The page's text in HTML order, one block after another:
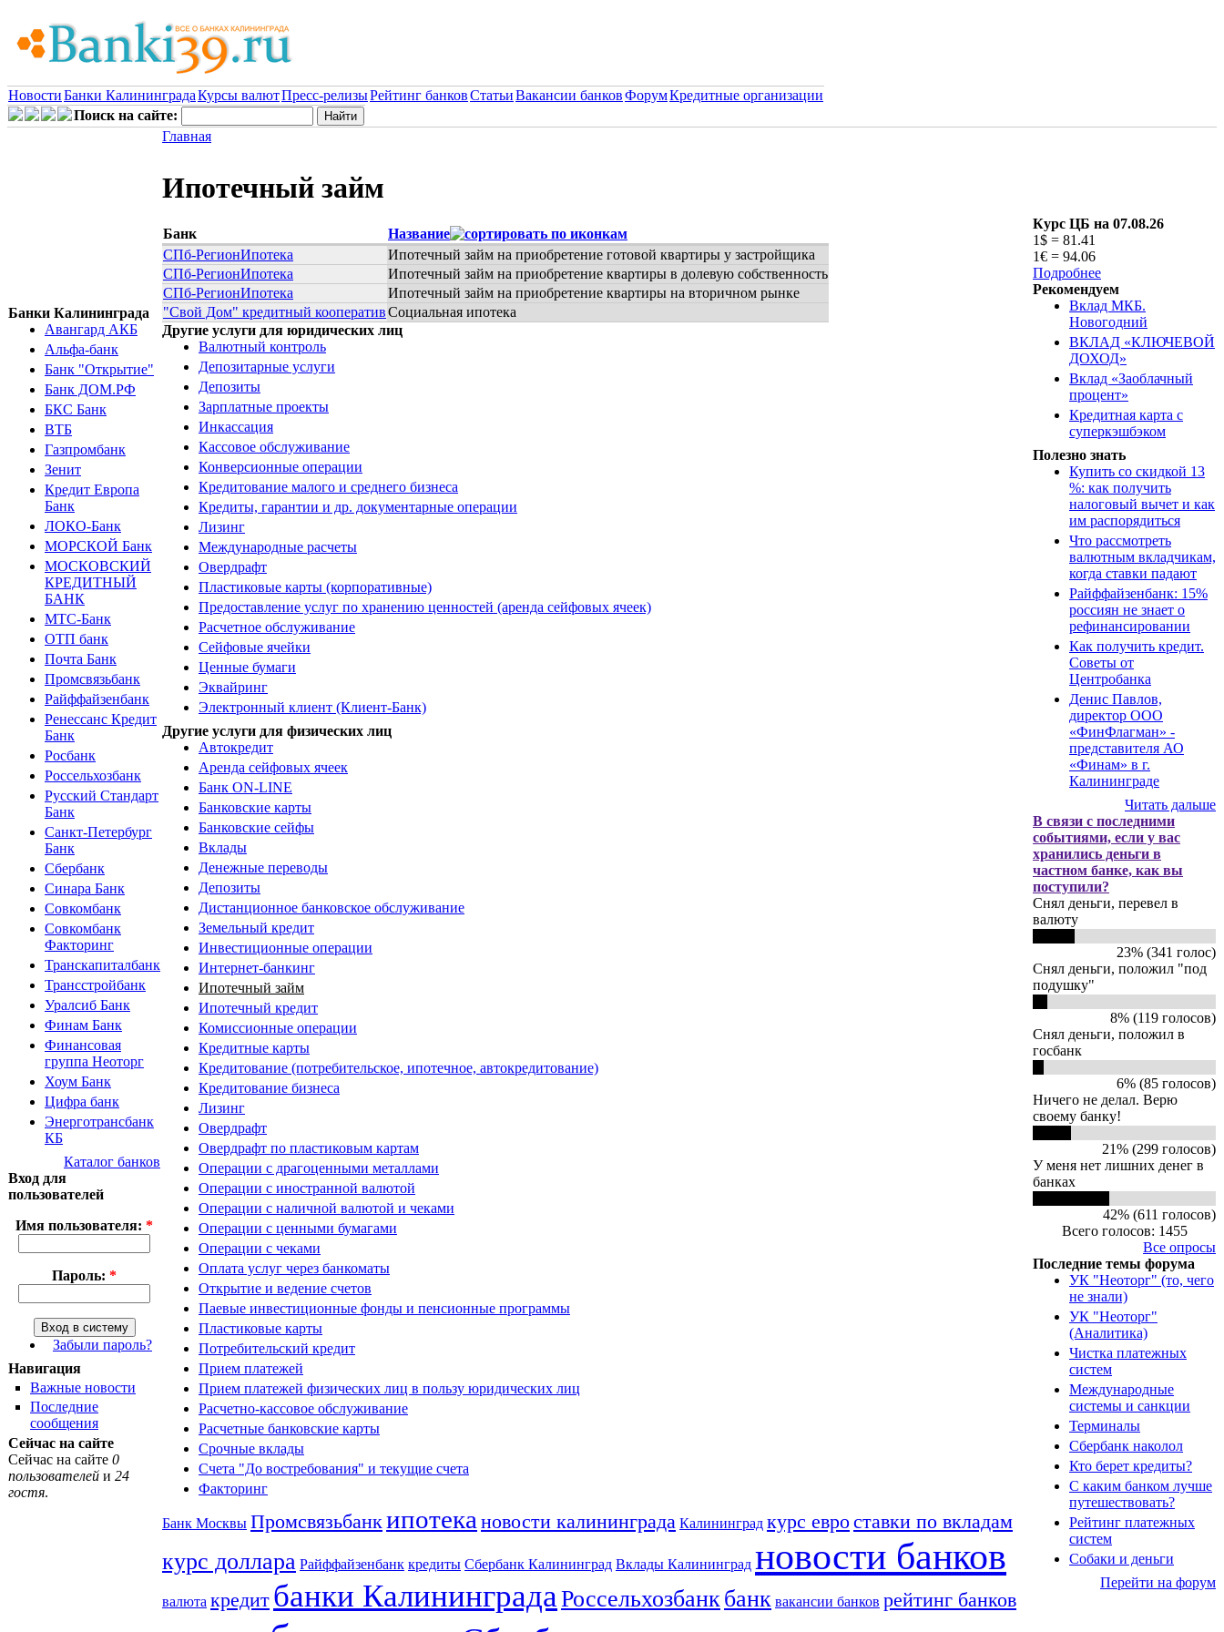
НовостиБанки КалининградаКурсы валютПресс-релизыРейтинг банковСтатьиВакансии банковФорумКредитные организации
Поиск на сайте:
Банки Калининграда
Авангард АКБ
Альфа-банк
Банк "Открытие"
Банк ДОМ.РФ
БКС Банк
ВТБ
Газпромбанк
Зенит
Кредит Европа
Банк
ЛОКО-Банк
МОРСКОЙ Банк
МОСКОВСКИЙ
КРЕДИТНЫЙ
БАНК
МТС-Банк
ОТП банк
Почта Банк
Промсвязьбанк
Райффайзенбанк
Ренессанс Кредит
Банк
Росбанк
Россельхозбанк
Русский Стандарт
Банк
Санкт-Петербург
Банк
Сбербанк
Синара Банк
Совкомбанк
Совкомбанк
Факторинг
Транскапиталбанк
Трансстройбанк
Уралсиб Банк
Финам Банк
Финансовая
группа Неоторг
Хоум Банк
Цифра банк
Энерготрансбанк
КБ
Каталог банков
Вход для
пользователей
Имя пользователя: *
Пароль: *
Забыли пароль?
Навигация
Важные новости
Последние
сообщения
Сейчас на сайте
Сейчас на сайте 0
пользователей и 24
гостя.
Главная
Ипотечный займ
Банк
Название
СПб-РегионИпотека
Ипотечный займ на приобретение готовой квартиры у застройщика
СПб-РегионИпотека
Ипотечный займ на приобретение квартиры в долевую собственность
СПб-РегионИпотека
Ипотечный займ на приобретение квартиры на вторичном рынке
"Свой Дом" кредитный кооперативСоциальная ипотека
Другие услуги для юридических лиц
Валютный контроль
Депозитарные услуги
Депозиты
Зарплатные проекты
Инкассация
Кассовое обслуживание
Конверсионные операции
Кредитование малого и среднего бизнеса
Кредиты, гарантии и др. документарные операции
Лизинг
Международные расчеты
Овердрафт
Пластиковые карты (корпоративные)
Предоставление услуг по хранению ценностей (аренда сейфовых ячеек)
Расчетное обслуживание
Сейфовые ячейки
Ценные бумаги
Эквайринг
Электронный клиент (Клиент-Банк)
Другие услуги для физических лиц
Автокредит
Аренда сейфовых ячеек
Банк ON-LINE
Банковские карты
Банковские сейфы
Вклады
Денежные переводы
Депозиты
Дистанционное банковское обслуживание
Земельный кредит
Инвестиционные операции
Интернет-банкинг
Ипотечный займ
Ипотечный кредит
Комиссионные операции
Кредитные карты
Кредитование (потребительское, ипотечное, автокредитование)
Кредитование бизнеса
Лизинг
Овердрафт
Овердрафт по пластиковым картам
Операции с драгоценными металлами
Операции с иностранной валютой
Операции с наличной валютой и чеками
Операции с ценными бумагами
Операции с чеками
Оплата услуг через банкоматы
Открытие и ведение счетов
Паевые инвестиционные фонды и пенсионные программы
Пластиковые карты
Потребительский кредит
Прием платежей
Прием платежей физических лиц в пользу юридических лиц
Расчетно-кассовое обслуживание
Расчетные банковские карты
Срочные вклады
Счета "До востребования" и текущие счета
Факторинг
Банк Москвы Промсвязьбанк ипотека новости калининграда Калининград курс евроставки по вкладам
курс доллара Райффайзенбанк кредиты Сбербанк Калининград Вклады Калининград новости банков
валюта кредит банки КалининградаРоссельхозбанкбанк вакансии банков рейтинг банков
Курс ЦБ на 07.08.26
1$ = 81.41
1€ = 94.06
Подробнее
Рекомендуем
Вклад МКБ.
Новогодний
ВКЛАД «КЛЮЧЕВОЙ
ДОХОД»
Вклад «Заоблачный
процент»
Кредитная карта с
суперкэшбэком
Полезно знать
Купить со скидкой 13
%: как получить
налоговый вычет и как
им распорядиться
Что рассмотреть
валютным вкладчикам,
когда ставки падают
Райффайзенбанк: 15%
россиян не знает о
рефинансировании
Как получить кредит.
Советы от
Центробанка
Денис Павлов,
директор ООО
«ФинФлагман» -
представителя АО
«Финам» в г.
Калининграде
Читать дальше
В связи с последними
событиями, если у вас
хранились деньги в
частном банке, как вы
поступили?
Снял деньги, перевел в
валюту
23% (341 голос)
Снял деньги, положил "под
подушку"
8% (119 голосов)
Снял деньги, положил в
госбанк
6% (85 голосов)
Ничего не делал. Верю
своему банку!
21% (299 голосов)
У меня нет лишних денег в
банках
42% (611 голосов)
Всего голосов: 1455
Все опросы
Последние темы форума
УК "Неоторг" (то, чего
не знали)
УК "Неоторг"
(Аналитика)
Чистка платежных
систем
Международные
системы и санкции
Терминалы
Сбербанк наколол
Кто берет кредиты?
С каким банком лучше
путешествовать?
Рейтинг платежных
систем
Собаки и деньги
Перейти на форум